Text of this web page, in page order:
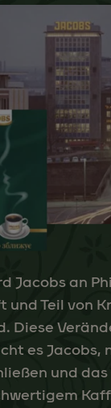
Jacobs an
und Teil von
Diese
es Jacobs,
und